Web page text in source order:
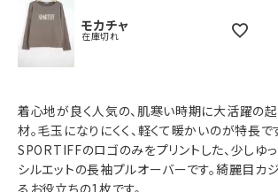
モカチャ
在庫切れ
着心地が良く人気の、肌寒い時期に大活躍の
材。毛玉になりにくく、軽くて暖かいのが特長で
SPORTIFFのロゴのみをプリントした、少しゆ
シルエットの長袖プルオーバーです。綺麗目カ
るお役立ちの1枚です。